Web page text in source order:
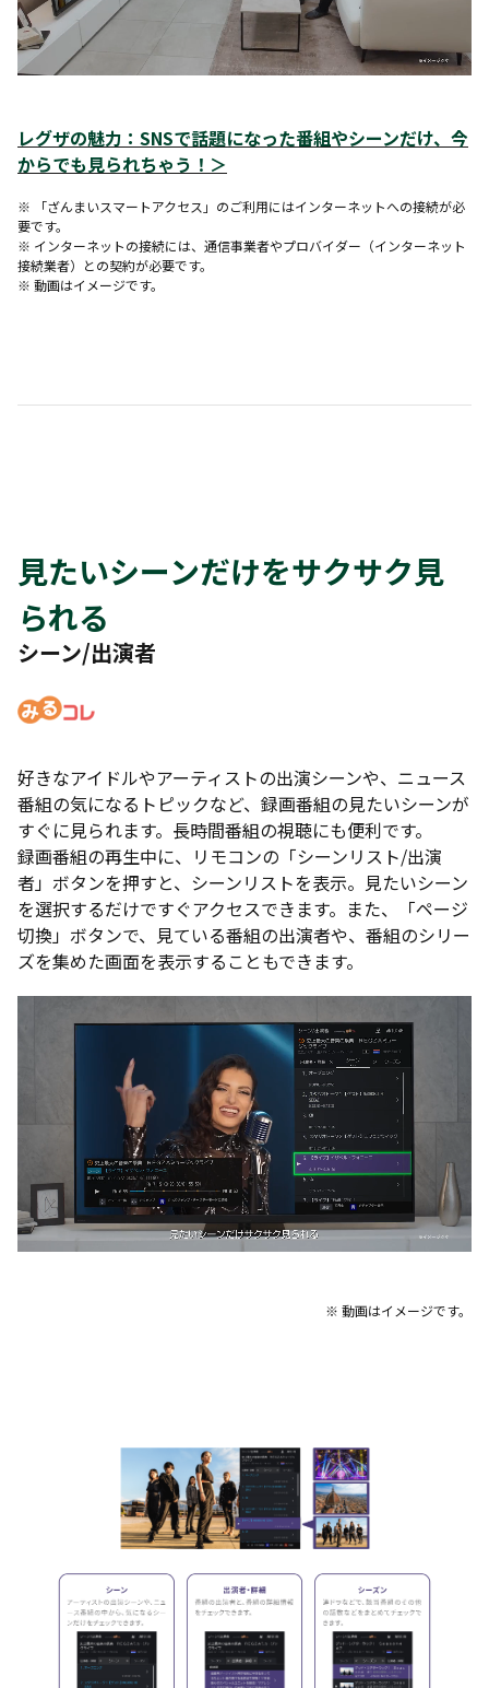
レグザの魅力：SNSで話題になった番組やシーンだけ、今
からでも見られちゃう！＞
※ 「ざんまいスマートアクセス」のご利用にはインターネットへの接続が必
要です。
※ インターネットの接続には、通信事業者やプロバイダー（インターネット
接続業者）との契約が必要です。
※ 動画はイメージです。
見たいシーンだけをサクサク見
られる
シーン/出演者
好きなアイドルやアーティストの出演シーンや、ニュース
番組の気になるトピックなど、録画番組の見たいシーンが
すぐに見られます。長時間番組の視聴にも便利です。
録画番組の再生中に、リモコンの「シーンリスト/出演
者」ボタンを押すと、シーンリストを表示。見たいシーン
を選択するだけですぐアクセスできます。また、「ページ
切換」ボタンで、見ている番組の出演者や、番組のシリー
ズを集めた画面を表示することもできます。
※ 動画はイメージです。